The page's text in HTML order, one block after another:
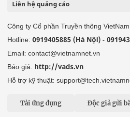
Liên hệ quảng cáo
Công ty Cổ phần Truyền thông
Hotline: 0919405885 (Hà Nội) -
Email: contact@vietnamnet.vn
Báo giá: http://vads.vn
Hỗ trợ kỹ thuật:
Tải ứng dụng Độc giả gửi